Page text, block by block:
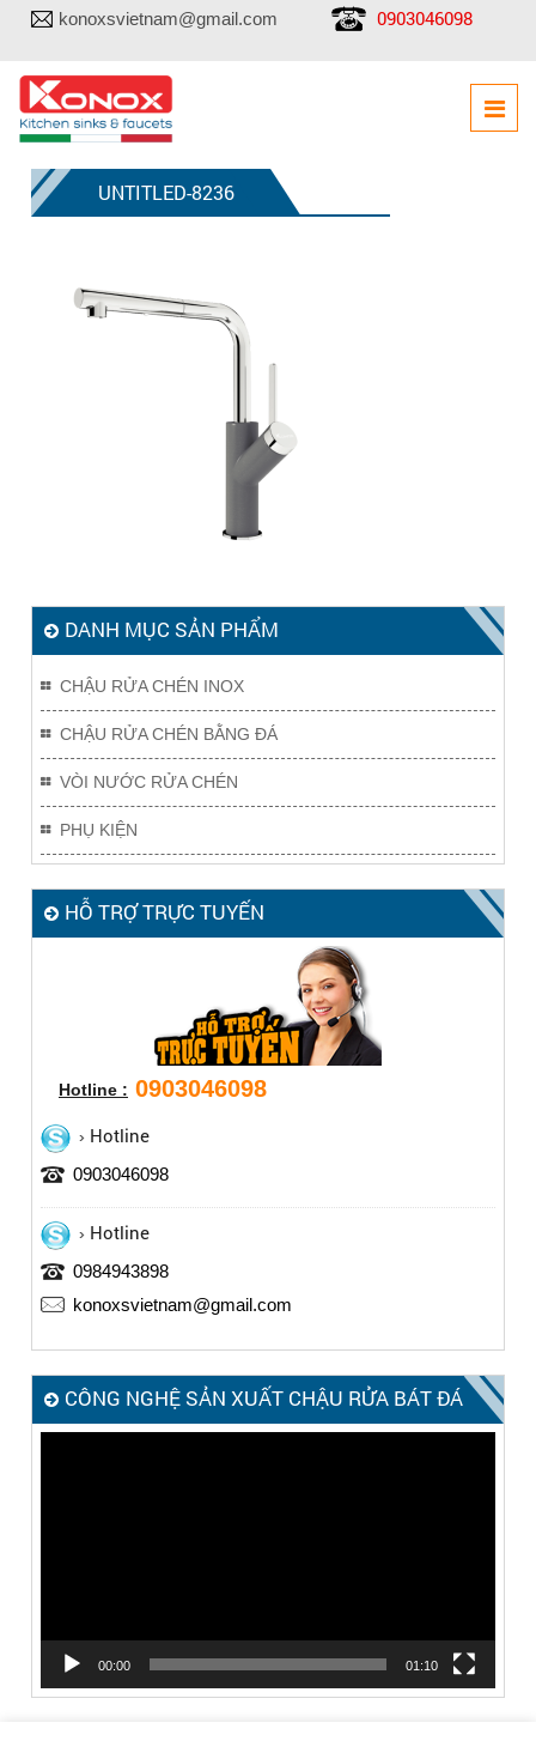
konoxsvietnam@gmail.com 0903046098
UNTITLED-8236
DANH MỤC SẢN PHẨM
CHẬU RỬA CHÉN INOX
CHẬU RỬA CHÉN BẰNG ĐÁ
VÒI NƯỚC RỬA CHÉN
PHỤ KIỆN
HỖ TRỢ TRỰC TUYẾN
Hotline : 0903046098
Hotline
0903046098
Hotline
0984943898
konoxsvietnam@gmail.com
CÔNG NGHỆ SẢN XUẤT CHẬU RỬA BÁT ĐÁ
00:00 01:10